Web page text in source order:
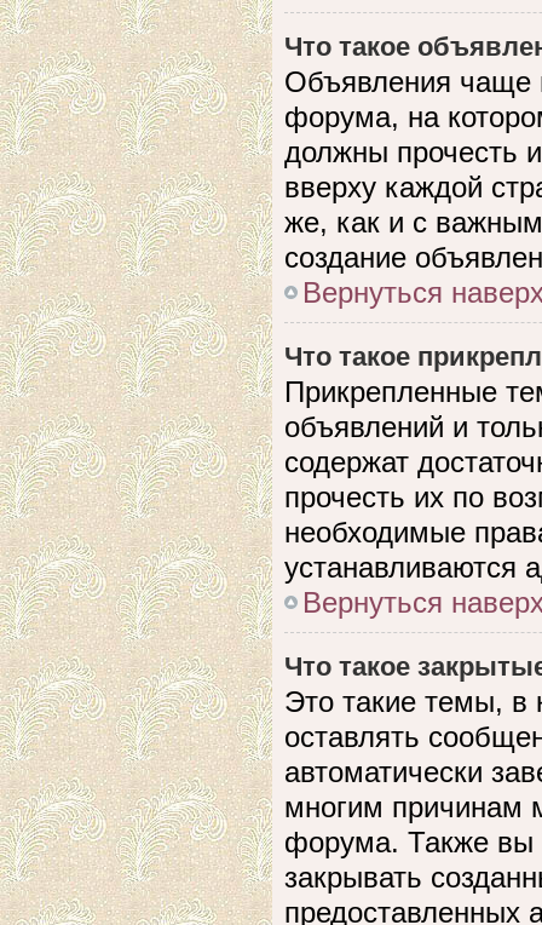
Что такое
Объявления чаще
форума, на
должны прочесть
вверху каждой
же, как и с
создание
Вернуться
Что такое
Прикрепленные
объявлений и
содержат
прочесть их по
необходимые
устанавливаются
Вернуться
Что такое
Это такие темы, в
оставлять
автоматически
многим причинам
форума. Также вы
закрывать
предоставленных